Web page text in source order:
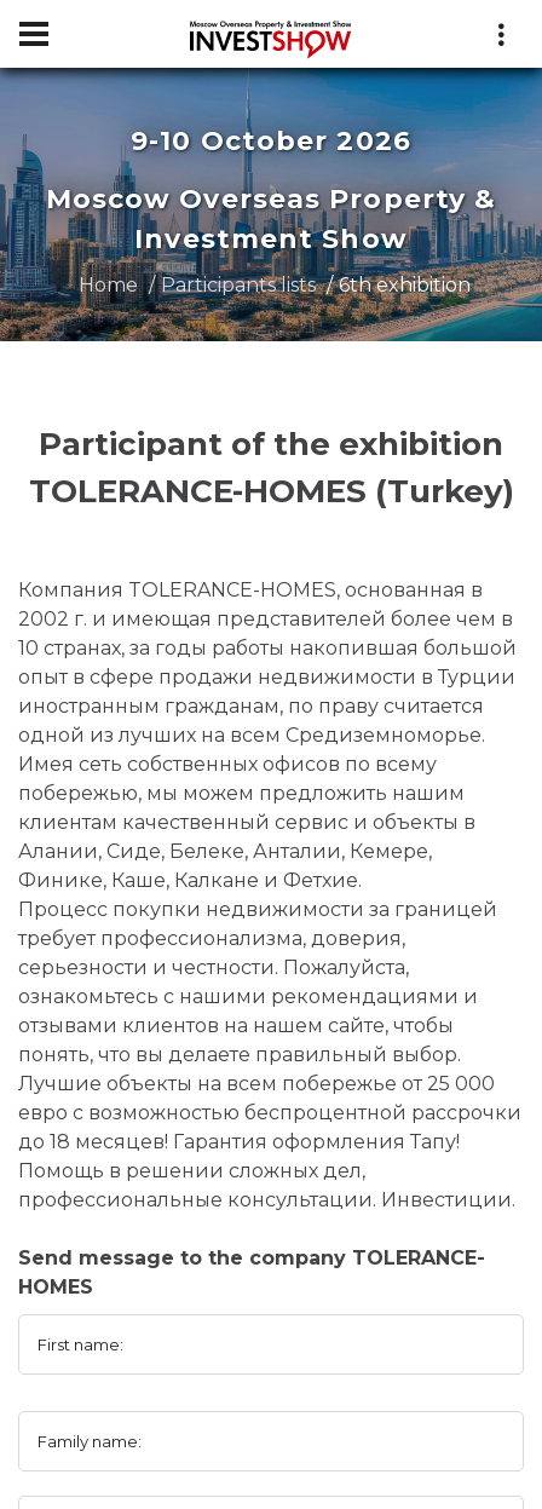
9-10 October 2026
Moscow Overseas Property &
Investment Show
Home Participants lists 6th exhibition
Participant of the exhibition
TOLERANCE-HOMES (Turkey)
Компания TOLERANCE-HOMES, основанная в
2002 г. и имеющая представителей более чем в
10 странах, за годы работы накопившая большой
опыт в сфере продажи недвижимости в Турции
иностранным гражданам, по праву считается
одной из лучших на всем Средиземноморье.
Имея сеть собственных офисов по всему
побережью, мы можем предложить нашим
клиентам качественный сервис и объекты в
Алании, Сиде, Белеке, Анталии, Кемере,
Финике, Каше, Калкане и Фетхие.
Процесс покупки недвижимости за границей
требует профессионализма, доверия,
серьезности и честности. Пожалуйста,
ознакомьтесь с нашими рекомендациями и
отзывами клиентов на нашем сайте, чтобы
понять, что вы делаете правильный выбор.
Лучшие объекты на всем побережье от 25 000
евро с возможностью беспроцентной рассрочки
до 18 месяцев! Гарантия оформления Тапу!
Помощь в решении сложных дел,
профессиональные консультации. Инвестиции.
Send message to the company TOLERANCE-
HOMES
First name:
Family name: